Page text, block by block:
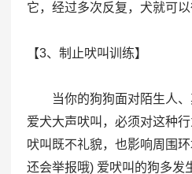
它，经过多次反复，犬就可以
【3、制止吠叫训练】
当你的狗狗面对陌生人、
爱犬大声吠叫，必须对这种
吠叫既不礼貌，也影响周围
还会举报哦) 爱吠叫的狗多发